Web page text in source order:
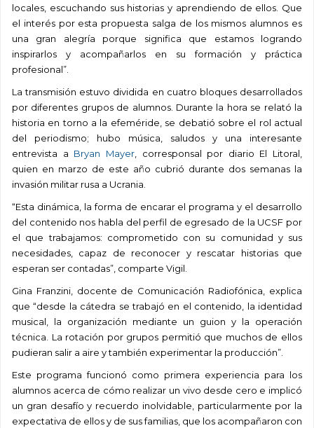
locales, escuchando sus historias y aprendiendo de ellos. Que
el interés por esta propuesta salga de los mismos alumnos es
una gran alegría porque significa que estamos logrando
inspirarlos y acompañarlos en su formación y práctica
profesional”.
La transmisión estuvo dividida en cuatro bloques desarrollados
por diferentes grupos de alumnos. Durante la hora se relató la
historia en torno a la efeméride, se debatió sobre el rol actual
del periodismo; hubo música, saludos y una interesante
entrevista a Bryan Mayer, corresponsal por diario El Litoral,
quien en marzo de este año cubrió durante dos semanas la
invasión militar rusa a Ucrania.
“Esta dinámica, la forma de encarar el programa y el desarrollo
del contenido nos habla del perfil de egresado de la UCSF por
el que trabajamos: comprometido con su comunidad y sus
necesidades, capaz de reconocer y rescatar historias que
esperan ser contadas”, comparte Vigil.
Gina Franzini, docente de Comunicación Radiofónica, explica
que “desde la cátedra se trabajó en el contenido, la identidad
musical, la organización mediante un guion y la operación
técnica. La rotación por grupos permitió que muchos de ellos
pudieran salir a aire y también experimentar la producción”.
Este programa funcionó como primera experiencia para los
alumnos acerca de cómo realizar un vivo desde cero e implicó
un gran desafío y recuerdo inolvidable, particularmente por la
expectativa de ellos y de sus familias, que los acompañaron con